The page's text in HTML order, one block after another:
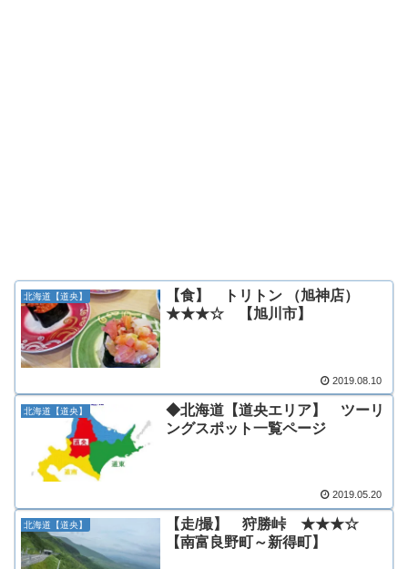
北海道【道央】
【食】 トリトン （旭神店）
★★★☆ 【旭川市】
2019.08.10
北海道【道央】
◆北海道【道央エリア】 ツーリ
ングスポット一覧ページ
2019.05.20
北海道【道央】
【走/撮】 狩勝峠 ★★★☆
【南富良野町～新得町】